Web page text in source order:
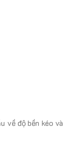
về độ bền kéo và